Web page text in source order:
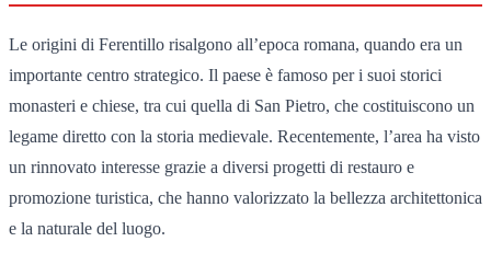
Le origini di Ferentillo risalgono all’epoca romana, quando era un
importante centro strategico. Il paese è famoso per i suoi storici
monasteri e chiese, tra cui quella di San Pietro, che costituiscono un
legame diretto con la storia medievale. Recentemente, l’area ha visto
un rinnovato interesse grazie a diversi progetti di restauro e
promozione turistica, che hanno valorizzato la bellezza architettonica
e la naturale del luogo.